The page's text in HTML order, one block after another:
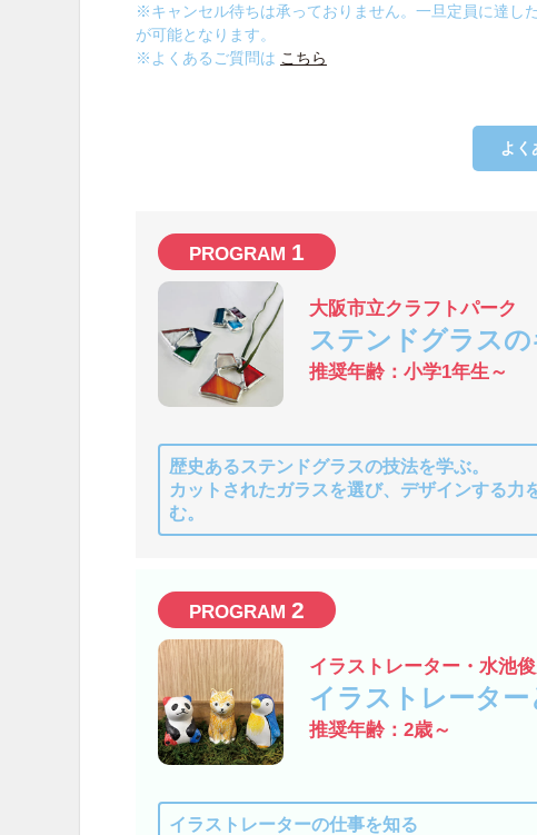
※キャンセル待ちは承っておりません。一旦定員に達し
が可能となります。
※よくあるご質問は こちら
よく
1
大阪市立クラフトパーク
ステンドグラス
推奨年齢：小学1年生～
歴史あるステンドグラスの技法を学ぶ。
カットされたガラスを選び、デザインする力
む。
2
イラストレーター・水池
イラストレータ
推奨年齢：2歳～
イラストレーターの仕事を知る